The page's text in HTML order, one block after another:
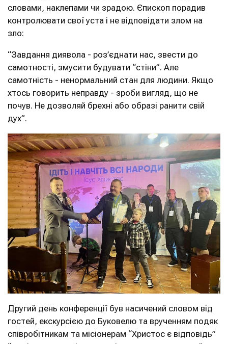
словами, наклепами чи зрадою. Єпископ порадив
контролювати свої уста і не відповідати злом на
зло:
“Завдання диявола - роз’єднати нас, звести до
самотності, змусити будувати “стіни”. Але
самотність - ненормальний стан для людини. Якщо
хтось говорить неправду - зроби вигляд, що не
почув. Не дозволяй брехні або образі ранити свій
дух”.
Другий день конференції був насичений словом від
гостей, екскурсією до Буковелю та врученням подяк
співробітникам та місіонерам “Христос є відповідь”